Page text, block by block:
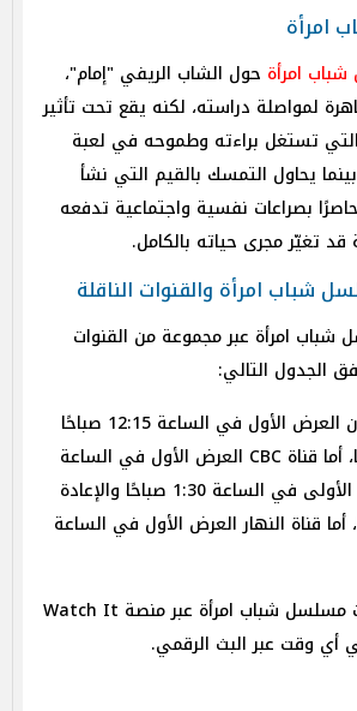
امرأة
امرأة حول الشاب الريفي "إمام"،
لمواصلة دراسته، لكنه يقع تحت تأثير
تستغل براءته وطموحه في لعبة
يحاول التمسك بالقيم التي نشأ
بصراعات نفسية واجتماعية تدفعه
قد تغيّر مجرى حياته بالكامل.
شباب امرأة والقنوات الناقلة
امرأة عبر مجموعة من القنوات
الجدول التالي:
• قناة ON حيث يكون العرض الأول في الساعة 12:15 صباحًا
والإعادة: 6:45 صباحًا، أما قناة CBC العرض الأول في الساعة
9:30 مساءً والإعادة الأولى في الساعة 1:30 صباحًا والإعادة
11:00 صباحًا، أما قناة النهار العرض الأول في الساعة
كما يتم عرض حلقات مسلسل شباب امرأة عبر منصة Watch It
أي وقت عبر البث الرقمي.